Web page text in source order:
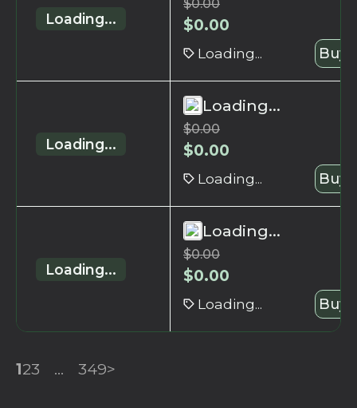
Loading...
$0.00
$0.00
Loading... Buy
Loading...
Loading...
$0.00
$0.00
Loading... Buy
Loading...
Loading...
$0.00
$0.00
Loading... Buy
123 ... 349>